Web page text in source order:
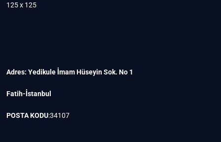
125 x 125
Adres: Yedikule İmam Hüseyin Sok. No 1
Fatih-İstanbul
POSTA KODU:34107